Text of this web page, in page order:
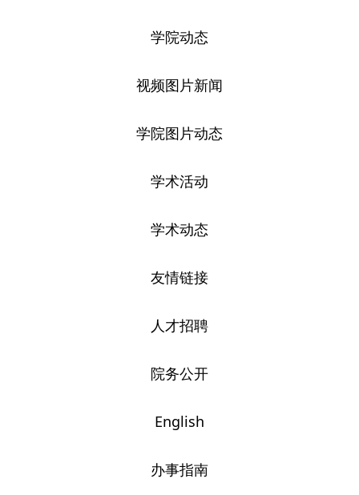
学院动态
视频图片新闻
学院图片动态
学术活动
学术动态
友情链接
人才招聘
院务公开
English
办事指南